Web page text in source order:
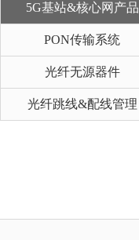
5G基站&核心网产品
PON传输系统
光纤无源器件
光纤跳线&配线管理